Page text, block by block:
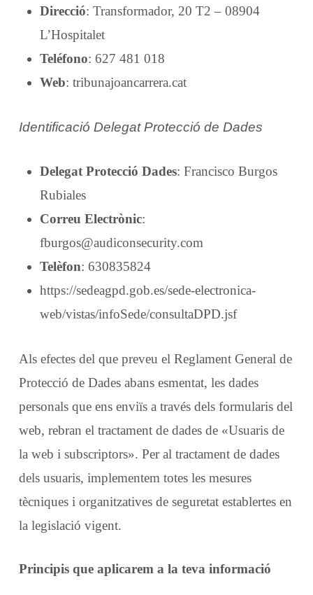
Direcció: Transformador, 20 T2 – 08904
L’Hospitalet
Teléfono: 627 481 018
Web: tribunajoancarrera.cat
Identificació Delegat Protecció de Dades
Delegat Protecció Dades: Francisco Burgos
Rubiales
Correu Electrònic:
fburgos@audiconsecurity.com
Telèfon: 630835824
https://sedeagpd.gob.es/sede-electronica-
web/vistas/infoSede/consultaDPD.jsf
Als efectes del que preveu el Reglament General de
Protecció de Dades abans esmentat, les dades
personals que ens enviïs a través dels formularis del
web, rebran el tractament de dades de «Usuaris de
la web i subscriptors». Per al tractament de dades
dels usuaris, implementem totes les mesures
tècniques i organitzatives de seguretat establertes en
la legislació vigent.
Principis que aplicarem a la teva informació